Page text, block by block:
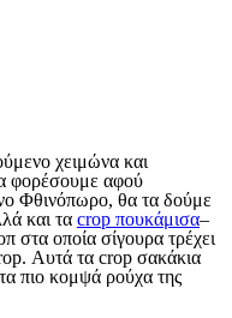
χειμώνα και
φορέσουμε αφού
Φθινόπωρο, θα τα δούμε
και τα crop πουκάμισα–
στα οποία σίγουρα τρέχει
Αυτά τα crop σακάκια
πιο κομψά ρούχα της